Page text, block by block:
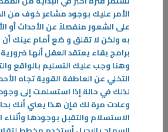
الأمر عليك بوجود مشاعر خوف من
على الشعور منفصلاً عن الأحداث أو
به ولكن لا تقلق و ضع أمام عينك أن
برامج بقاء يعتقد العقل أنها
وهنا وجب عليك التسليم بالواقع
التخلي عن العاطفة القوية تجاه
لذلك في حالة إذا استسلمت إلى
وعادت مرة لك فإن هذا يعني أنك
الاستسلام والتقبل بوجودها وأثناء